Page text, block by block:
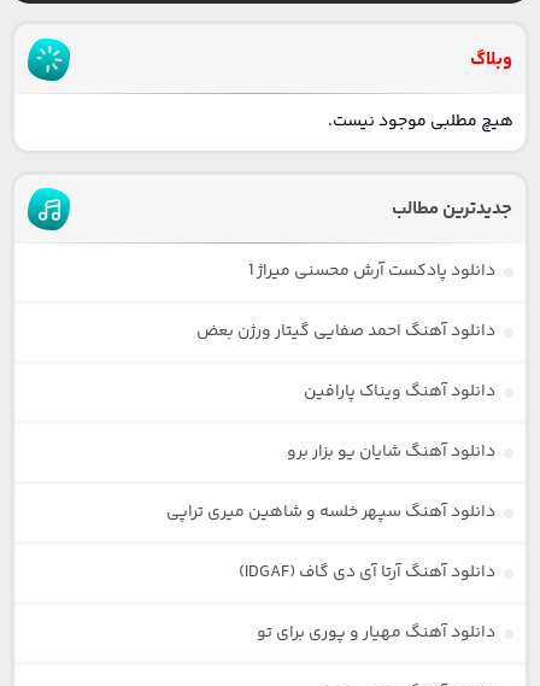
وبلاگ
هیچ مطلبی موجود نیست.
جدیدترین مطالب
دانلود پادکست آرش محسنی میراژ 1
دانلود آهنگ احمد صفایی گیتار ورژن بعض
دانلود آهنگ ویناک پارافین
دانلود آهنگ شایان یو بزار برو
دانلود آهنگ سپهر خلسه و شاهین میری تراپی
دانلود آهنگ آرتا آی دی گاف (IDGAF)
دانلود آهنگ مهیار و پوری برای تو